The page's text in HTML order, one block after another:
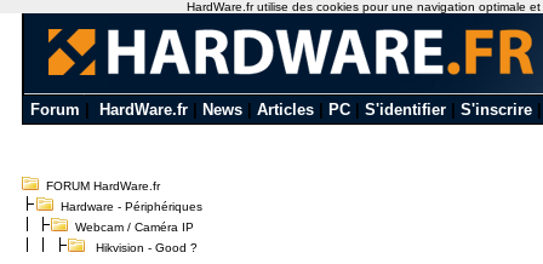
Forum HardWare.fr News Articles PC S'identifier S'inscrire
FORUM HardWare.fr
Hardware - Périphériques
Webcam / Caméra IP
Hikvision - Good ?
HardWare.fr utilise des cookies pour une navigation optimale